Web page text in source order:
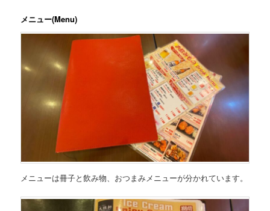
メニュー(Menu)
メニューは冊子と飲み物、おつまみメニューが分かれています。